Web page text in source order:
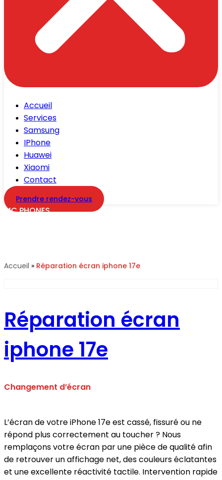
Accueil
Services
Samsung
IPhone
Huawei
Xiaomi
Contact
Prendre rendez-vous
MC PHONES
Accueil » Réparation écran iphone 17e
Réparation écran
iphone 17e
Changement d’écran
L’écran de votre iPhone 17e est cassé, fissuré ou ne
répond plus correctement au toucher ? Nous
remplaçons votre écran par une pièce de qualité afin
de retrouver un affichage net, des couleurs éclatantes
et une excellente réactivité tactile. Intervention rapide